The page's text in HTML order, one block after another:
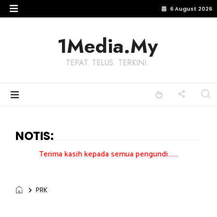
6 August 2026
1Media.My
TEPAT. TELUS. TERKINI.
NOTIS:
kasih kepada semua pengundi.......
PRK